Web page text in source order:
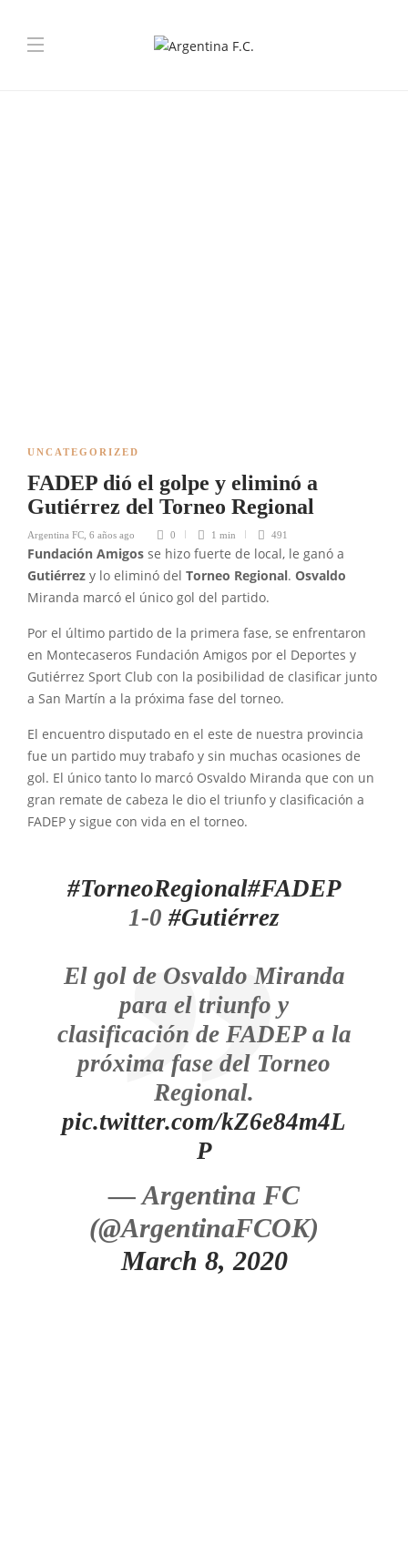
UNCATEGORIZED
FADEP dió el golpe y eliminó a
Gutiérrez del Torneo Regional
Argentina FC 6 años ago 0 1 min 491
Fundación Amigos se hizo fuerte de local, le ganó a
Gutiérrez y lo eliminó del Torneo Regional. Osvaldo
Miranda marcó el único gol del partido.
Por el último partido de la primera fase, se enfrentaron
en Montecaseros Fundación Amigos por el Deportes y
Gutiérrez Sport Club con la posibilidad de clasificar junto
a San Martín a la próxima fase del torneo.
El encuentro disputado en el este de nuestra provincia
fue un partido muy trabafo y sin muchas ocasiones de
gol. El único tanto lo marcó Osvaldo Miranda que con un
gran remate de cabeza le dio el triunfo y clasificación a
FADEP y sigue con vida en el torneo.
#TorneoRegional#FADEP
1-0 #Gutiérrez
El gol de Osvaldo Miranda
para el triunfo y
clasificación de FADEP a la
próxima fase del Torneo
Regional.
pic.twitter.com/kZ6e84m4L
P
— Argentina FC
(@ArgentinaFCOK)
March 8, 2020